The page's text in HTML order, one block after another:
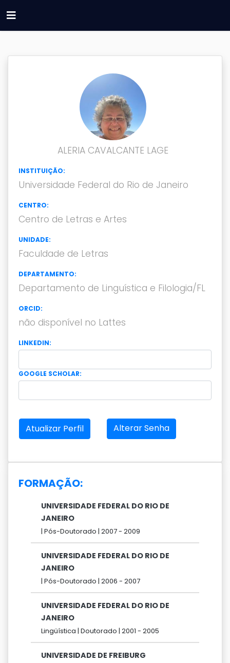
ALERIA CAVALCANTE LAGE
INSTITUIÇÃO:
Universidade Federal do Rio de Janeiro
CENTRO:
Centro de Letras e Artes
UNIDADE:
Faculdade de Letras
DEPARTAMENTO:
Departamento de Linguística e Filologia/FL
ORCID:
não disponível no Lattes
LINKEDIN:
GOOGLE SCHOLAR:
Atualizar Perfil Alterar Senha
FORMAÇÃO:
UNIVERSIDADE FEDERAL DO RIO DE
JANEIRO
| Pós-Doutorado | 2007 - 2009
UNIVERSIDADE FEDERAL DO RIO DE
JANEIRO
| Pós-Doutorado | 2006 - 2007
UNIVERSIDADE FEDERAL DO RIO DE
JANEIRO
Lingüística | Doutorado | 2001 - 2005
UNIVERSIDADE DE FREIBURG